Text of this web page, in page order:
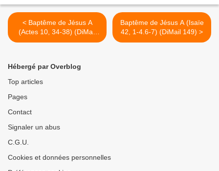
< Baptême de Jésus A
(Actes 10, 34-38) (DiMail
308)
Baptême de Jésus A (Isaïe
42, 1-4.6-7) (DiMail 149) >
Hébergé par Overblog
Top articles
Pages
Contact
Signaler un abus
C.G.U.
Cookies et données personnelles